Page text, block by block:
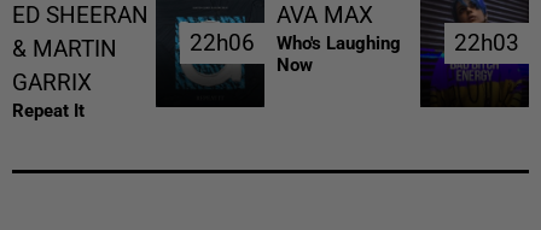
ED SHEERAN
& MARTIN
GARRIX
Repeat It
22h06
22h06
AVA MAX
Who's Laughing
Now
22h03
22h03